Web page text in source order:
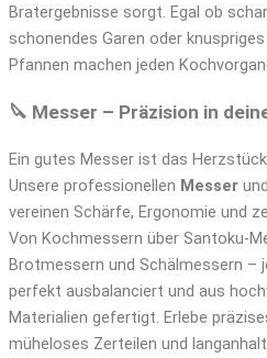
Bratergebnisse sorgt. Egal ob
schonendes Garen oder
Pfannen machen jeden
🔪 Messer – Präzision in
Ein gutes Messer ist das
Unsere professionellen Messer
vereinen Schärfe, Ergonomie und
Von Kochmessern über Santoku-
Brotmessern und Schälmessern –
perfekt ausbalanciert und aus
Materialien gefertigt. Erlebe
müheloses Zerteilen und